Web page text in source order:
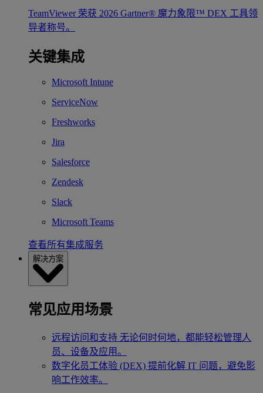
TeamViewer 荣获 2026 Gartner® 魔力象限™ DEX 工具领
导者称号。
关键集成
Microsoft Intune
ServiceNow
Freshworks
Jira
Salesforce
Zendesk
Slack
Microsoft Teams
查看所有集成服务
解决方案
常见应用场景
远程访问和支持 无论何时何地，都能轻松管理人
员、设备及应用。
数字化员工体验 (DEX) 提前化解 IT 问题，避免影
响工作效率。